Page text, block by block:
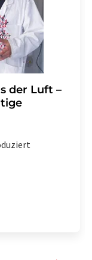
der Luft –